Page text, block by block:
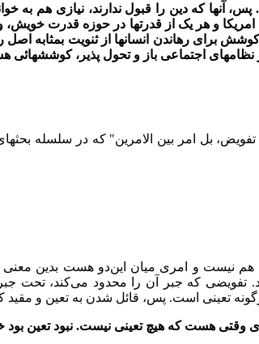
پس، آنها که دین را قبول ندارند، نیازی هم
و هر یک از قدرتها در حوزه قدرت
رهاندن انسانها از ثنویت بمثابه اصل
اجتماعی باز و تحول پذیر، کوششهائی
بل امر بین الامرین" که در سلسله
هم نیست و امری میان این‌دو هست بدین
تفویضی که جبر آن را محدود می‌کند، تحت
تعینی است. پس، قائل شدن به تعین و مقید
وقتی هست که هیچ تعینی نیست. نبود تعین